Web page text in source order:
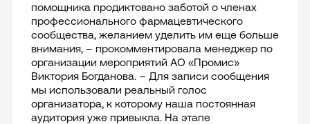
помощника продиктовано заботой о членах
профессионального фармацевтического
сообщества, желанием уделить им еще больше
внимания, – прокомментировала менеджер по
организации мероприятий АО «Промис»
Виктория Богданова. – Для записи сообщения
мы использовали реальный голос
организатора, к которому наша постоянная
аудитория уже привыкла. На этапе